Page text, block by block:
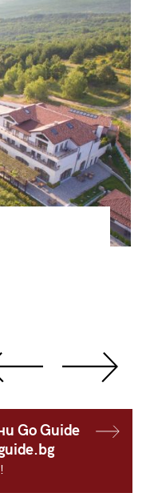
Go Guide